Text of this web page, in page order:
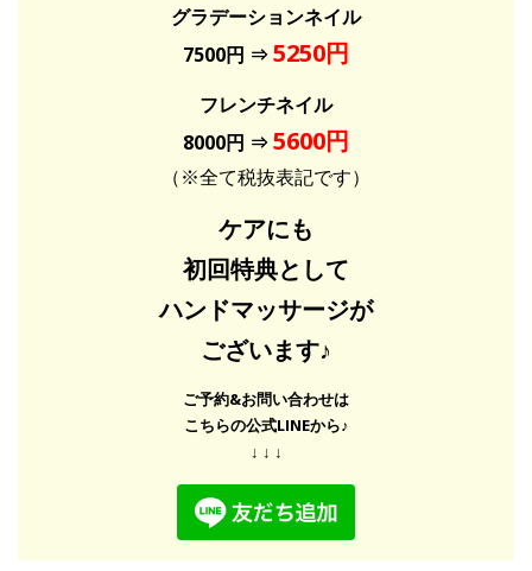
グラデーションネイル
7500円 ⇒5250円
フレンチネイル
8000円 ⇒5600円
（※全て税抜表記です）
ケアにも
初回特典として
ハンドマッサージが
ございます♪
ご予約&お問い合わせは
こちらの公式LINEから♪
↓ ↓ ↓